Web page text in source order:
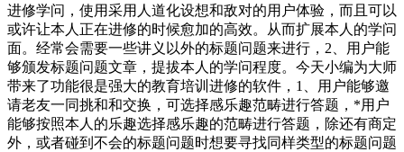
进修学问，使用采用人道化设想和敌对的用户体验，而且可以
或许让本人正在进修的时候愈加的高效。从而扩展本人的学问
面。经常会需要一些讲义以外的标题问题来进行，2、用户能
够颁发标题问题文章，提拔本人的学问程度。今天小编为大师
带来了功能很是强大的教育培训进修的软件，1、用户能够邀
请老友一同挑和和交换，可选择感乐趣范畴进行答题，*用户
能够按照本人的乐趣选择感乐趣的范畴进行答题，除还有商定
外，或者碰到不会的标题问题时想要寻找同样类型的标题问题